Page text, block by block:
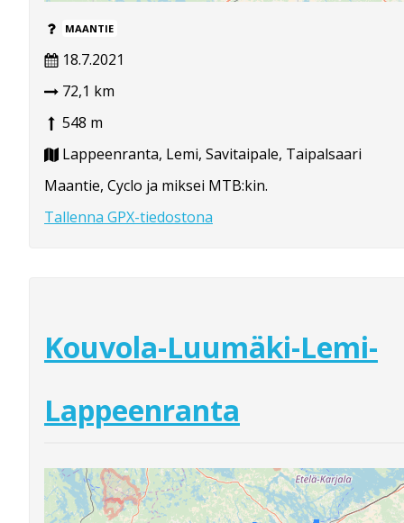
MAANTIE
18.7.2021
72,1 km
548 m
Lappeenranta, Lemi, Savitaipale, Taipalsaari
Maantie, Cyclo ja miksei MTB:kin.
Tallenna GPX-tiedostona
Kouvola-Luumäki-Lemi-
Lappeenranta